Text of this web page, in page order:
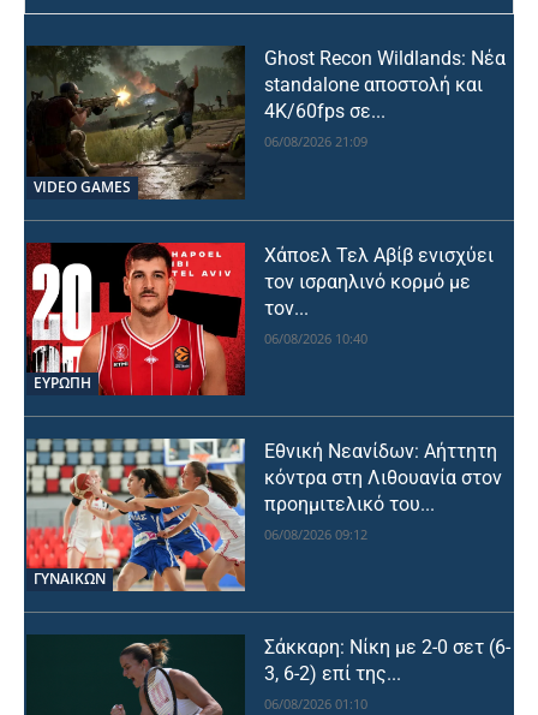
VIDEO GAMES
Ghost Recon Wildlands: Νέα
standalone αποστολή και
4K/60fps σε...
06/08/2026 21:09
ΕΥΡΩΠΗ
Χάποελ Τελ Αβίβ ενισχύει
τον ισραηλινό κορμό με
τον...
06/08/2026 10:40
ΓΥΝΑΙΚΩΝ
Εθνική Νεανίδων: Αήττητη
κόντρα στη Λιθουανία στον
προημιτελικό του...
06/08/2026 09:12
Σάκκαρη: Νίκη με 2-0 σετ (6-
3, 6-2) επί της...
06/08/2026 01:10